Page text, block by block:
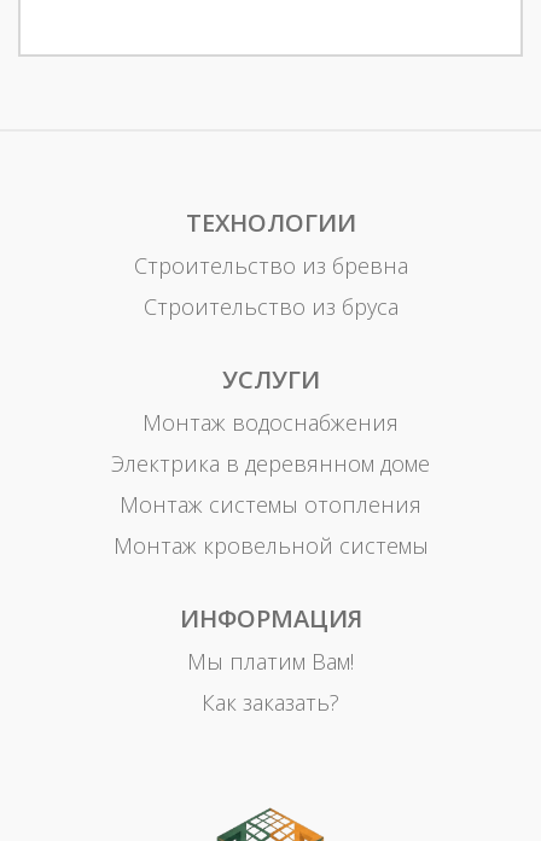
ТЕХНОЛОГИИ
Строительство из бревна
Строительство из бруса
УСЛУГИ
Монтаж водоснабжения
Электрика в деревянном доме
Монтаж системы отопления
Монтаж кровельной системы
ИНФОРМАЦИЯ
Мы платим Вам!
Как заказать?